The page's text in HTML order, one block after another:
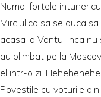
Numai fortele
Mirciulica sa se duca
acasa la Vantu. Inca
au plimbat pe la
el intr-o zi. Hehehehehe!
Povestile cu voturile